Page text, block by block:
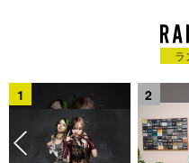
ラ
1 2